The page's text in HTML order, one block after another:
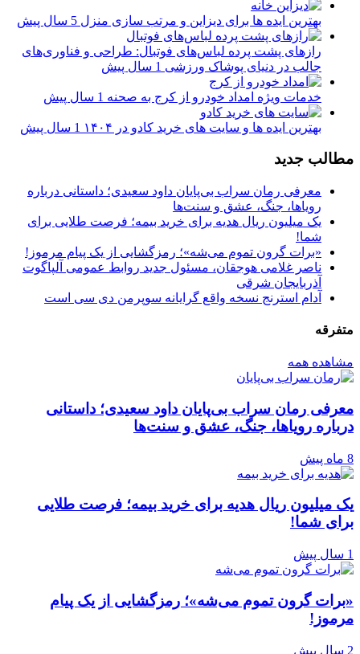
بهترین ایده ها برای دیزاین و مرتب سازی منزل 5 سال پیش
رازهای پشت پرده لباس‌های فوتبال: طراحی و فناوری‌های
جالب در دنیای پوشاک ورزشی 1 سال پیش
خدمات ویژه امداد خودرو از کرج به صحنه 1 سال پیش
بهترین ایده ها و سایت های خرید کادو در ۱۴۰۴ 1 سال پیش
مطالب جدید
معرفی رمان سراب بی‌پایان داود سعیدی؛ داستانی درباره
رویاها، جنگ، عشق و سنت‌ها
یک میلیون ریال هدیه برای خرید بیمه؛ فرصت طلایی برای
شما!
«برات گرون تموم می‌شه»؛ رمزگشایی از یک پیام مرموز!
ناصر غلامی هوجقان، مسئول جدید روابط عمومی آلپاگوت
آذربایجان شرقی
آدام استرنج نسخه واقع گرایانه سوپرمن دی سی است
متفرقه
مشاهده همه
معرفی رمان سراب بی‌پایان داود سعیدی؛ داستانی
درباره رویاها، جنگ، عشق و سنت‌ها
8 ماه پیش
یک میلیون ریال هدیه برای خرید بیمه؛ فرصت طلایی
برای شما!
1 سال پیش
«برات گرون تموم می‌شه»؛ رمزگشایی از یک پیام
مرموز!
2 سال پیش